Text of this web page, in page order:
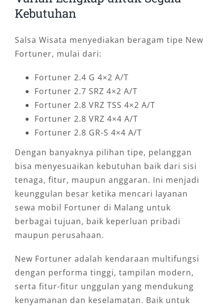
Kebutuhan
Salsa Wisata menyediakan beragam tipe New
Fortuner, mulai dari:
Fortuner 2.4 G 4×2 A/T
Fortuner 2.7 SRZ 4×2 A/T
Fortuner 2.8 VRZ TSS 4×2 A/T
Fortuner 2.8 VRZ 4×4 A/T
Fortuner 2.8 GR-S 4×4 A/T
Dengan banyaknya pilihan tipe, pelanggan
bisa menyesuaikan kebutuhan baik dari sisi
tenaga, fitur, maupun anggaran. Ini menjadi
keunggulan besar ketika mencari layanan
sewa mobil Fortuner di Malang untuk
berbagai tujuan, baik keperluan pribadi
maupun perusahaan.
New Fortuner adalah kendaraan multifungsi
dengan performa tinggi, tampilan modern,
serta fitur-fitur unggulan yang mendukung
kenyamanan dan keselamatan. Baik untuk